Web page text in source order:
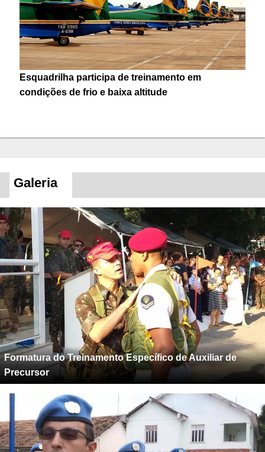
Esquadrilha participa de treinamento em
condições de frio e baixa altitude
Galeria
Formatura do Treinamento Específico de Auxiliar de
Precursor